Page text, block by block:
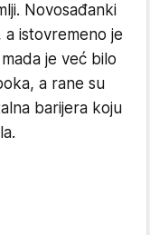
Novosađanki
istovremeno je
je već bilo
a rane su
barijera koju